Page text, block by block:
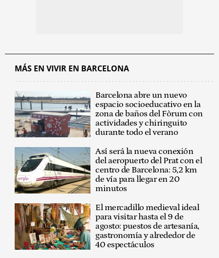
MÁS EN VIVIR EN BARCELONA
Barcelona abre un nuevo
espacio socioeducativo en la
zona de baños del Fòrum con
actividades y chiringuito
durante todo el verano
Así será la nueva conexión
del aeropuerto del Prat con el
centro de Barcelona: 5,2 km
de vía para llegar en 20
minutos
El mercadillo medieval ideal
para visitar hasta el 9 de
agosto: puestos de artesanía,
gastronomía y alrededor de
40 espectáculos